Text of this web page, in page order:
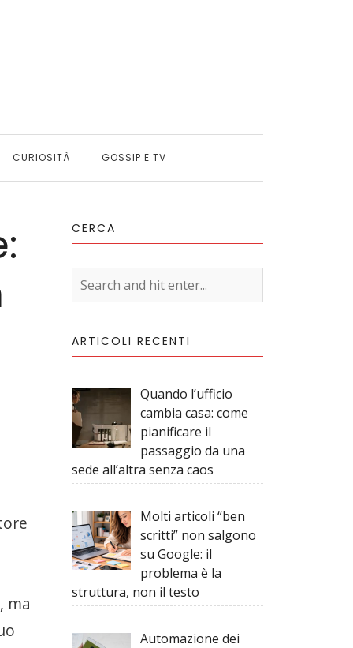
CURIOSITÀ GOSSIP E TV
ma
CERCA
ARTICOLI RECENTI
Quando l’ufficio
cambia casa: come
pianificare il
passaggio da una
sede all’altra senza caos
Molti articoli “ben
scritti” non salgono
su Google: il
problema è la
struttura, non il testo
Automazione dei